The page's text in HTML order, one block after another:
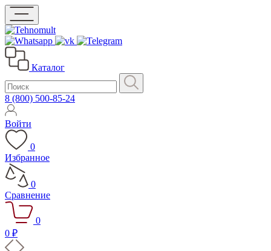
Каталог
8 (800) 500-85-24
Войти
0
Избранное
0
Сравнение
0
0 ₽